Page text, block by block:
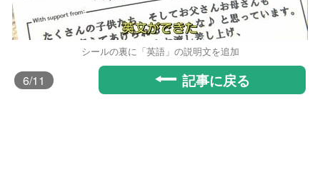
シールの裏に「英語」の説明文を追加
6/11 記事に戻る